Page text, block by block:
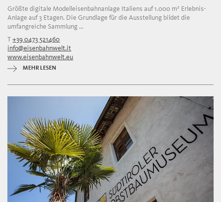
Größte digitale Modelleisenbahnanlage Italiens auf 1.000 m² Erlebnis-
Anlage auf 3 Etagen. Die Grundlage für die Ausstellung bildet die
umfangreiche Sammlung ...
T+39 0473 521460
info@eisenbahnwelt.it
www.eisenbahnwelt.eu
MEHR LESEN